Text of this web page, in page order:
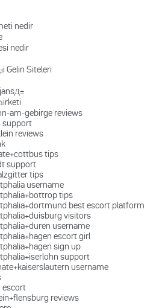
nedir
nedir
Gelin Siteleri
am-gebirge reviews
support
reviews
tips
support
tips
username
tips
best escort platform
visitors
username
escort girl
sign up
support
username
escort
reviews